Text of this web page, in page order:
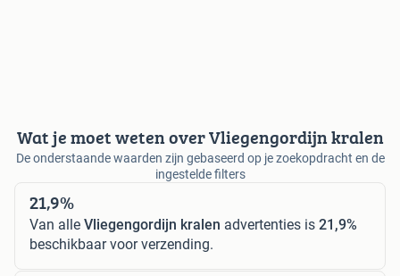
Wat je moet weten over Vliegengordijn kralen
De onderstaande waarden zijn gebaseerd op je zoekopdracht en de
ingestelde filters
21,9%
Van alle Vliegengordijn kralen advertenties is 21,9%
beschikbaar voor verzending.